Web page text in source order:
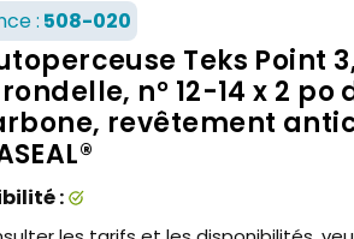
: 508-020
Teks Point
n° 12-14 x 2
revêtement
: